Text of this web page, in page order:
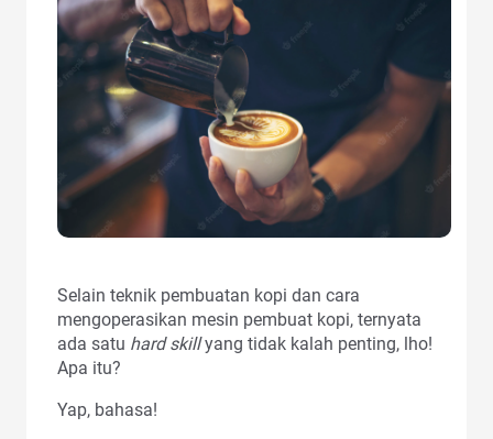
Selain teknik pembuatan kopi dan cara
mengoperasikan mesin pembuat kopi, ternyata
ada satu hard skillyang tidak kalah penting, lho!
Apa itu?
Yap, bahasa!